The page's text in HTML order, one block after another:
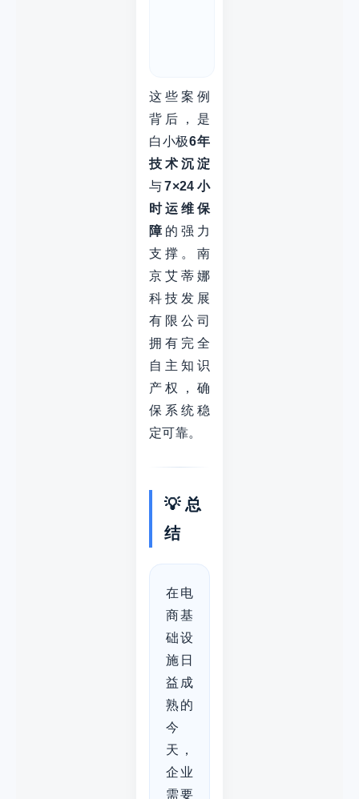
这些案例
背后，是
白小极6年
技术沉淀
与7×24小
时运维保
障 的强力
支撑。南
京艾蒂娜
科技发展
有限公司
拥有完全
自主知识
产权，确
保系统稳
定可靠。
💡 总
结
在电
商基
础设
施日
益成
熟的
今
天，
企业
需要